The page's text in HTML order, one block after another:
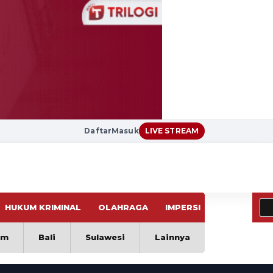
DaftarMasuk LIVE STREAM
HUKUM KRIMINAL OLAHRAGA IMPERSI
Bali Sulawesi Lainnya